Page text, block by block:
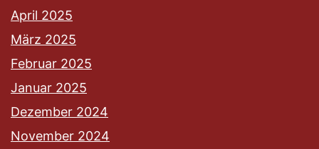
April 2025
März 2025
Februar 2025
Januar 2025
Dezember 2024
November 2024